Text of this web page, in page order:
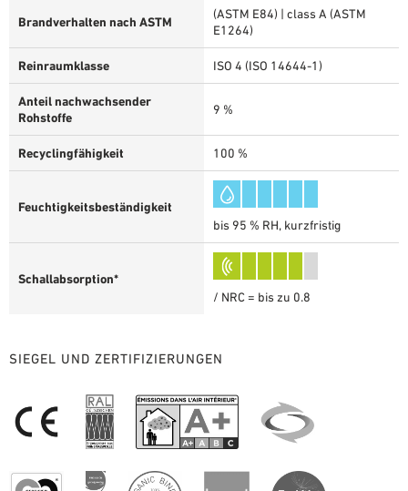
Brandverhalten nach ASTM
(ASTM E84) | class A (ASTM
E1264)
Reinraumklasse ISO 4 (ISO 14644-1)
Anteil nachwachsender
Rohstoffe
9 %
Recyclingfähigkeit 100 %
Feuchtigkeitsbeständigkeit
bis 95 % RH, kurzfristig
Schallabsorption*
/ NRC = bis zu 0.8
SIEGEL UND ZERTIFIZIERUNGEN